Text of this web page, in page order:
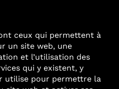
ceux qui permettent à
un site web, une
et l’utilisation des
qui y existent, y
utilise pour permettre la